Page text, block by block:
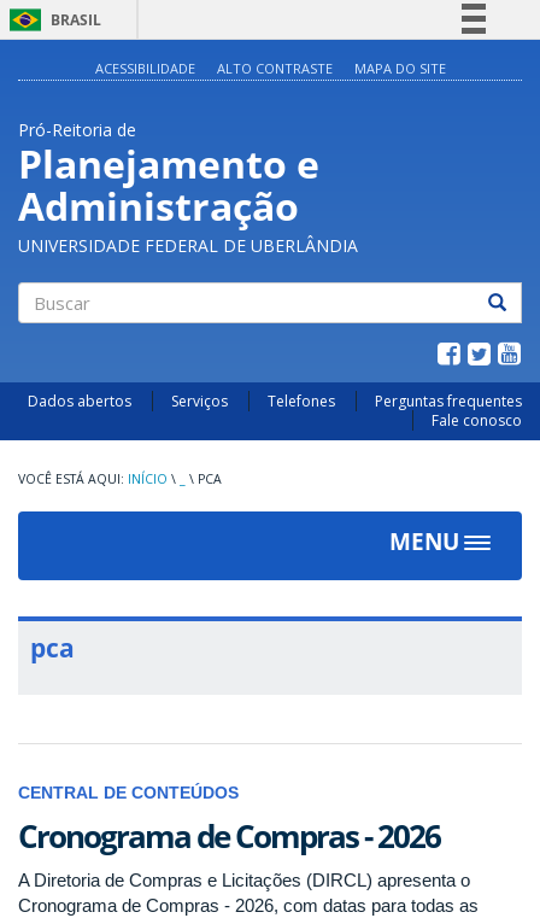
BRASIL
Acesso à informação
ACESSIBILIDADE ALTO CONTRASTE MAPA DO SITE
Pró-Reitoria de
Planejamento e
Administração
UNIVERSIDADE FEDERAL DE UBERLÂNDIA
Dados abertos Serviços Telefones
Perguntas frequentes
Fale conosco
INÍCIO \ \ PCA
MENU
Toggle
pca
CENTRAL DE CONTEÚDOS
Cronograma de Compras - 2026
A Diretoria de Compras e Licitações (DIRCL) apresenta o
Cronograma de Compras - 2026, com datas para todas as